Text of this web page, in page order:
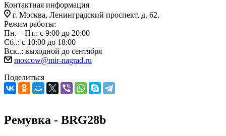
Контактная информация
г. Москва, Ленинградский проспект, д. 62.
Режим работы:
Пн. – Пт.: с 9:00 до 20:00
Сб..: с 10:00 до 18:00
Вск..: выходной до сентября
moscow@mir-nagrad.ru
Поделиться
Ремувка - BRG28b